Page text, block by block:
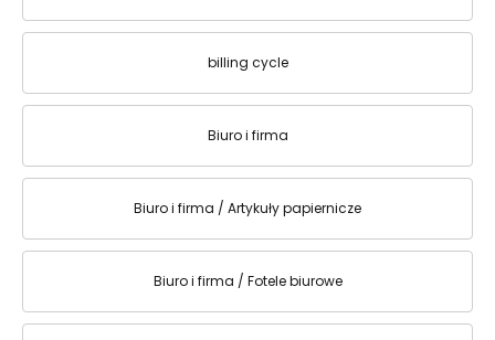
billing cycle
Biuro i firma
Biuro i firma / Artykuły papiernicze
Biuro i firma / Fotele biurowe